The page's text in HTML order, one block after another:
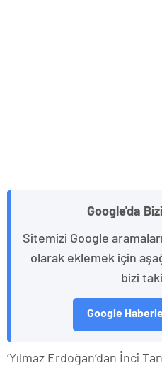
Google'da
Sitemizi Google
olarak eklemek için
bizi
Google
‘Yılmaz Erdoğan’dan İnci